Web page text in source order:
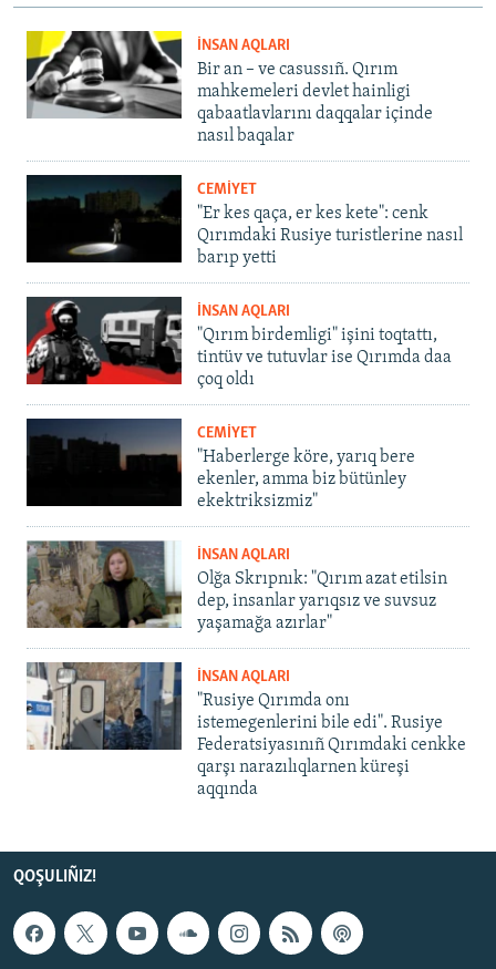
İNSAN AQLARI
Bir an – ve casussıñ. Qırım
mahkemeleri devlet hainligi
qabaatlavlarını daqqalar içinde
nasıl baqalar
CEMİYET
"Er kes qaça, er kes kete": cenk
Qırımdaki Rusiye turistlerine nasıl
barıp yetti
İNSAN AQLARI
"Qırım birdemligi" işini toqtattı,
tintüv ve tutuvlar ise Qırımda daa
çoq oldı
CEMİYET
"Haberlerge köre, yarıq bere
ekenler, amma biz bütünley
ekektriksizmiz"
İNSAN AQLARI
Olğa Skrıpnık: "Qırım azat etilsin
dep, insanlar yarıqsız ve suvsuz
yaşamağa azırlar"
İNSAN AQLARI
"Rusiye Qırımda onı
istemegenlerini bile edi". Rusiye
Federatsiyasınıñ Qırımdaki cenkke
qarşı narazılıqlarnen küreşi
aqqında
QOŞULIÑIZ!